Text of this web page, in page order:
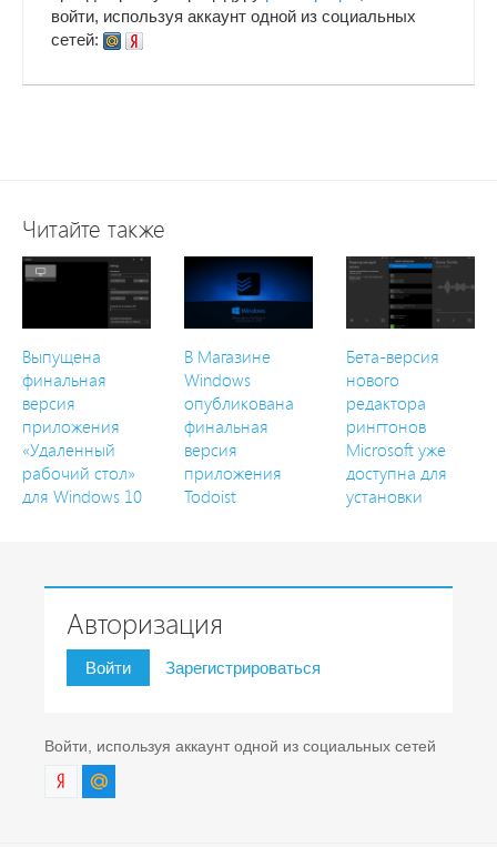
войти, используя аккаунт одной из социальных
сетей:
Читайте также
Выпущена
финальная
версия
приложения
«Удаленный
рабочий стол»
для Windows 10
В Магазине
Windows
опубликована
финальная
версия
приложения
Todoist
Бета-версия
нового
редактора
рингтонов
Microsoft уже
доступна для
установки
Авторизация
Войти Зарегистрироваться
Войти, используя аккаунт одной из социальных сетей